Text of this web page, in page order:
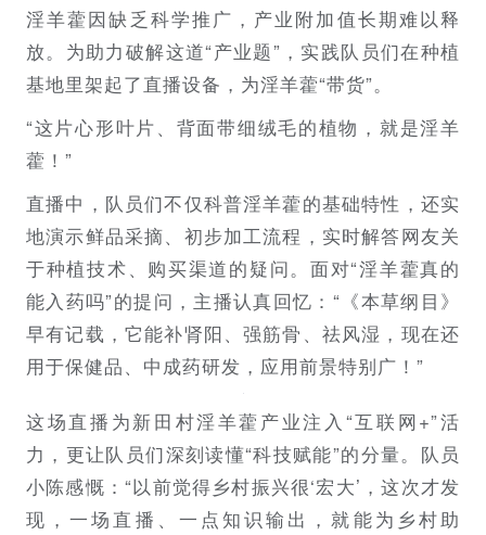
淫羊藿因缺乏科学推广，产业附加值长期难以释
放。为助力破解这道“产业题”，实践队员们在种植
基地里架起了直播设备，为淫羊藿“带货”。
“这片心形叶片、背面带细绒毛的植物，就是淫羊
藿！”
直播中，队员们不仅科普淫羊藿的基础特性，还实
地演示鲜品采摘、初步加工流程，实时解答网友关
于种植技术、购买渠道的疑问。面对“淫羊藿真的
能入药吗”的提问，主播认真回忆：“《本草纲目》
早有记载，它能补肾阳、强筋骨、祛风湿，现在还
用于保健品、中成药研发，应用前景特别广！”
这场直播为新田村淫羊藿产业注入“互联网+”活
力，更让队员们深刻读懂“科技赋能”的分量。队员
小陈感慨：“以前觉得乡村振兴很‘宏大’，这次才发
现，一场直播、一点知识输出，就能为乡村助